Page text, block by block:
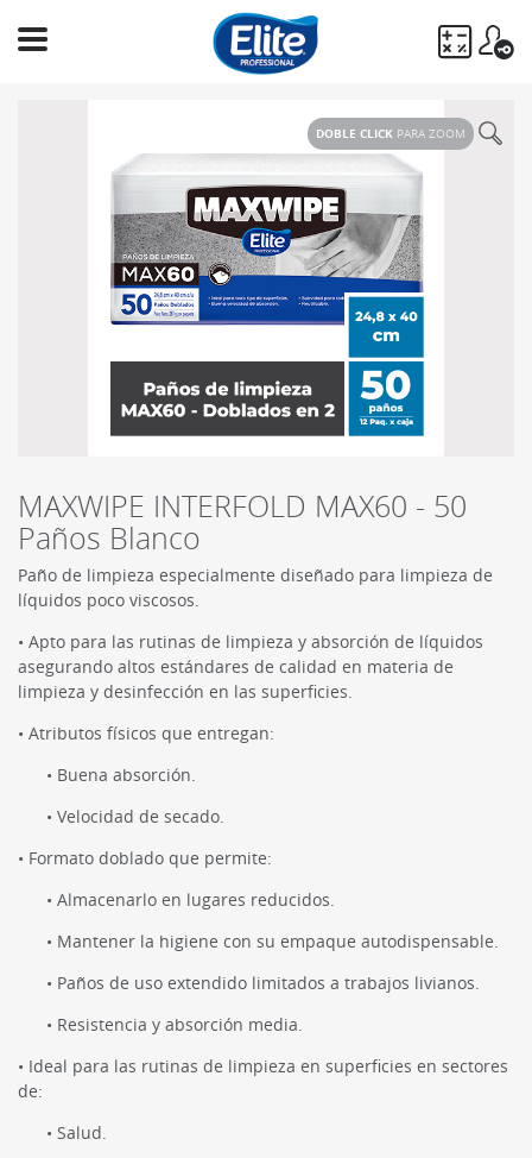
búsqueda
DOBLE CLICK PARA ZOOM
MAXWIPE INTERFOLD MAX60 - 50
Paños Blanco
Paño de limpieza especialmente diseñado para limpieza de
líquidos poco viscosos.
• Apto para las rutinas de limpieza y absorción de líquidos
asegurando altos estándares de calidad en materia de
limpieza y desinfección en las superficies.
• Atributos físicos que entregan:
• Buena absorción.
• Velocidad de secado.
• Formato doblado que permite:
• Almacenarlo en lugares reducidos.
• Mantener la higiene con su empaque autodispensable.
• Paños de uso extendido limitados a trabajos livianos.
• Resistencia y absorción media.
• Ideal para las rutinas de limpieza en superficies en sectores
de:
• Salud.